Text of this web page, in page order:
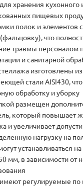
хранения кухонного
пищевых
полок и элементов
что
травмы персоналом
и санитарной
изготовлены
стали AISI430, что
обработку и уборку
размещен
который повышает
и увеличивает
нагрузку на
устанавливаться
мм, в зависимости от
регулируемые по